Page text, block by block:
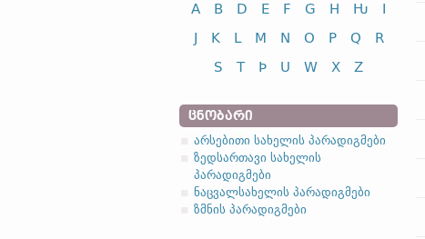
A B D E F G H Ƕ
I
J
K L M N O P Q
R
S
T Þ U W X Z
ᲪᲜᲝᲑᲐᲠᲘ
არსებითი სახელის პარადიგმები
ზედსართავი სახელის
პარადიგმები
ნაცვალსახელის პარადიგმები
ზმნის პარადიგმები